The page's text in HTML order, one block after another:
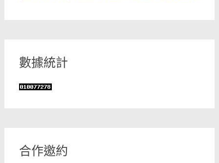
數據統計
合作邀約